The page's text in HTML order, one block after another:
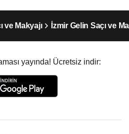
ve Makyajı İzmir Gelin Saçı ve
yayında! Ücretsiz indir: